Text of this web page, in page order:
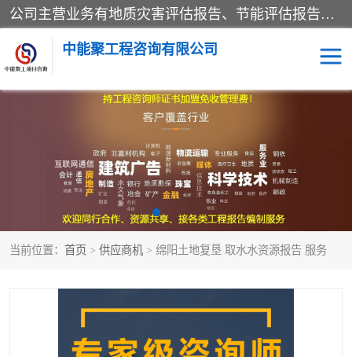
公司主营业务有地质灾害评估报告、节能评估报告、水土保持验收、水资源论证、土地复垦报告、项目可行性研究报告等。是经国家工商总局批准，在法律、法规、决定规定禁止的不得经营；法律、法规、决定规定应当许可（审批）的，经审批机关批准后凭许可（审批）文件经营;法律、法规，市场主体自主选择经营。
中能聚工程咨询有限公司
当前位置： 首页 > 供应商机 > 绵阳土地复垦 取水水资源报告 服务
水资源论证报告 土地复垦报告
地质灾害评估报告 工程项目验收报告
节能评估报告